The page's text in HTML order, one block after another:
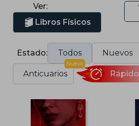
Ver:
Libros Físicos
Estado: Todos Nuevos
Anticuarios
Nuevo
Rápido